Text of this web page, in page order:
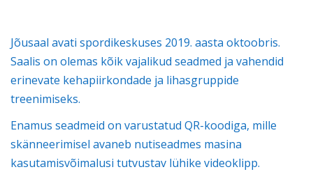
Jõusaal avati spordikeskuses 2019. aasta oktoobris.
Saalis on olemas kõik vajalikud seadmed ja vahendid
erinevate kehapiirkondade ja lihasgruppide
treenimiseks.
Enamus seadmeid on varustatud QR-koodiga, mille
skänneerimisel avaneb nutiseadmes masina
kasutamisvõimalusi tutvustav lühike videoklipp.